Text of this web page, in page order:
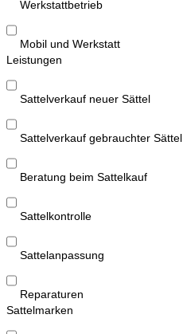
Werkstattbetrieb
Mobil und Werkstatt
Leistungen
Sattelverkauf neuer Sättel
Sattelverkauf gebrauchter Sättel
Beratung beim Sattelkauf
Sattelkontrolle
Sattelanpassung
Reparaturen
Sattelmarken